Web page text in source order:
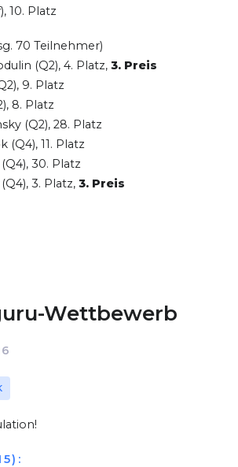
10. Platz
70 Teilnehmer)
(Q2), 4. Platz, 3. Preis
9. Platz
8. Platz
(Q2), 28. Platz
(Q4), 11. Platz
30. Platz
3. Platz, 3. Preis
Wettbewerb